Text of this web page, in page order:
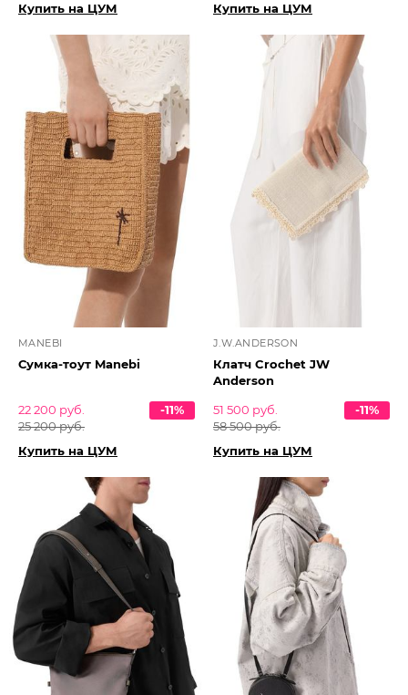
Купить на ЦУМ Купить на ЦУМ
MANEBI
Сумка-тоут Manebi
22 200 руб.
25 200 руб.
-11%
Купить на ЦУМ
J.W.ANDERSON
Клатч Crochet JW
Anderson
51 500 руб.
58 500 руб.
-11%
Купить на ЦУМ